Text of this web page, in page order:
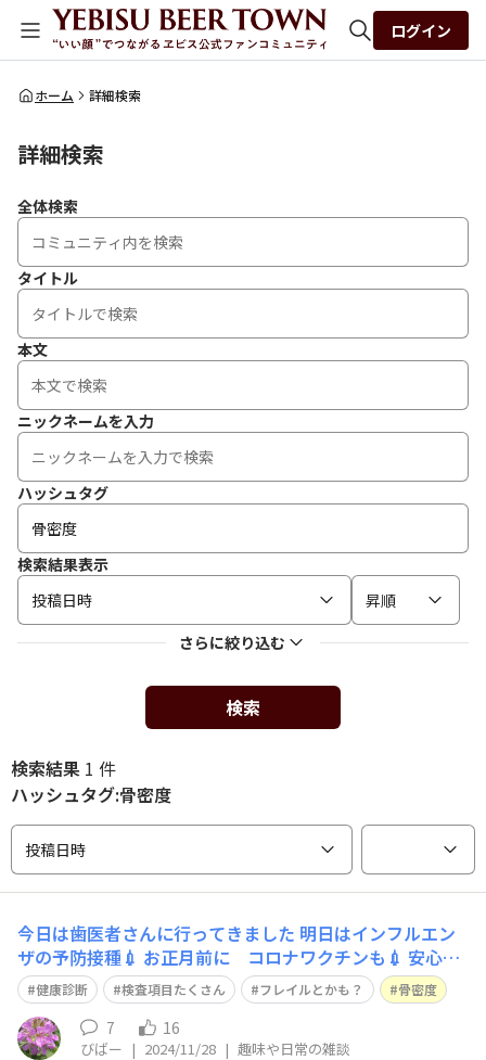
全体検索
ログイン
ホーム 詳細検索
詳細検索
全体検索
タイトル
本文
ニックネームを入力
ハッシュタグ
検索結果表示
投稿日時
昇順
さらに絞り込む
検索
検索結果 1 件
ハッシュタグ:骨密度
投稿日時
今日は歯医者さんに行ってきました 明日はインフルエン
ザの予防接種💉 お正月前に コロナワクチンも💉 安心し
てお正月🎍をお迎えしたいです よりよりを食べたせいで
はなくて歯が欠けてしまいました 硬いアイスのせいでも
ありません 年のせいです
健康診断 検査項目たくさん フレイルとかも？ 骨密度
7 16
びばー | 2024/11/28 | 趣味や日常の雑談